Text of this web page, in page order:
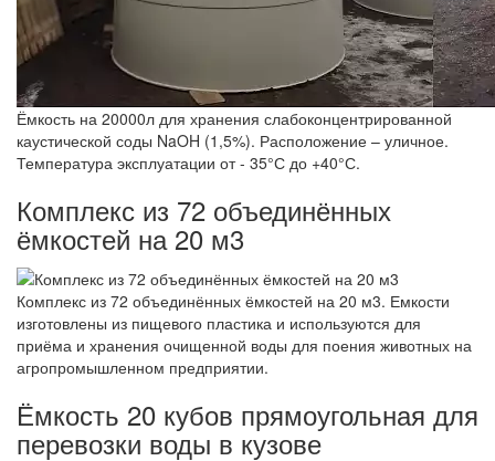
Ёмкость на 20000л для хранения слабоконцентрированной
каустической соды NaOH (1,5%). Расположение – уличное.
Температура эксплуатации от - 35°С до +40°С.
Комплекс из 72 объединённых
ёмкостей на 20 м3
Комплекс из 72 объединённых ёмкостей на 20 м3. Емкости
изготовлены из пищевого пластика и используются для
приёма и хранения очищенной воды для поения животных на
агропромышленном предприятии.
Ёмкость 20 кубов прямоугольная для
перевозки воды в кузове